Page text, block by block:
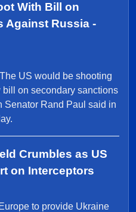
With Bill on
Against Russia -
US would be shooting
on secondary sanctions
Senator Rand Paul said in
Crumbles as US
on Interceptors
to provide Ukraine